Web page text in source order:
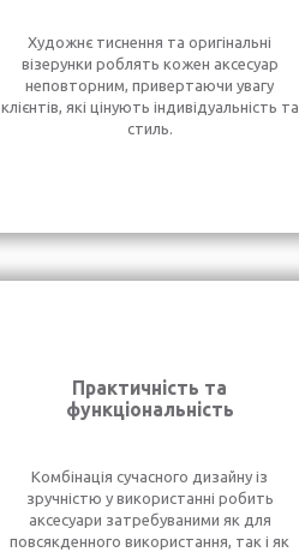
Художнє тиснення та оригінальні
візерунки роблять кожен аксесуар
неповторним, привертаючи увагу
клієнтів, які цінують індивідуальність та
стиль.
Практичність та
функціональність
Комбінація сучасного дизайну із
зручністю у використанні робить
аксесуари затребуваними як для
повсякденного використання, так і як